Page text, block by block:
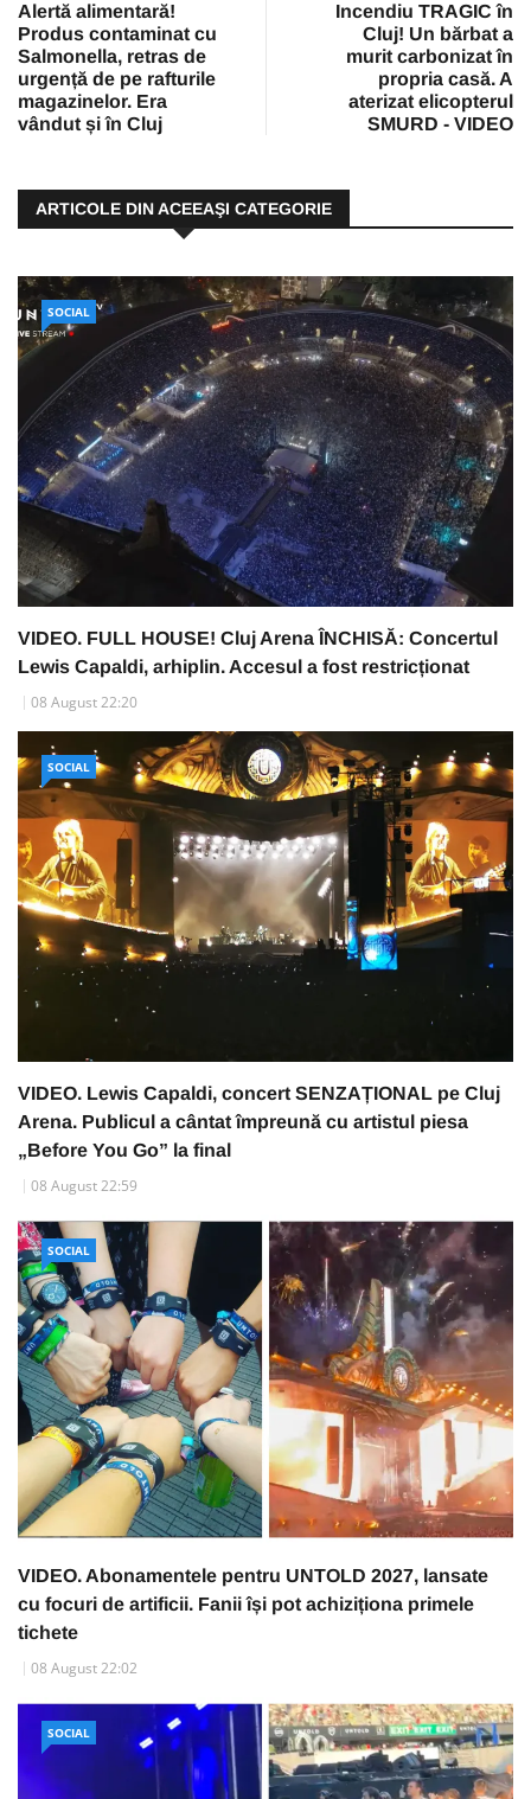
Alertă alimentară!
Produs contaminat cu
Salmonella, retras de
urgență de pe rafturile
magazinelor. Era
vândut și în Cluj
Incendiu TRAGIC în
Cluj! Un bărbat a
murit carbonizat în
propria casă. A
aterizat elicopterul
SMURD - VIDEO
ARTICOLE DIN ACEEAŞI CATEGORIE
SOCIAL
VIDEO. FULL HOUSE! Cluj Arena ÎNCHISĂ: Concertul
Lewis Capaldi, arhiplin. Accesul a fost restricționat
08 August 22:20
SOCIAL
VIDEO. Lewis Capaldi, concert SENZAȚIONAL pe Cluj
Arena. Publicul a cântat împreună cu artistul piesa
„Before You Go” la final
08 August 22:59
SOCIAL
VIDEO. Abonamentele pentru UNTOLD 2027, lansate
cu focuri de artificii. Fanii își pot achiziționa primele
tichete
08 August 22:02
SOCIAL